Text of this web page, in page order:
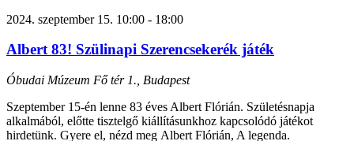
2024. szeptember 15. 10:00 - 18:00
Albert 83! Szülinapi Szerencsekerék játék
Óbudai Múzeum Fő tér 1., Budapest
Szeptember 15-én lenne 83 éves Albert Flórián. Születésnapja
alkalmából, előtte tisztelgő kiállításunkhoz kapcsolódó játékot
hirdetünk. Gyere el, nézd meg Albert Flórián, A legenda.